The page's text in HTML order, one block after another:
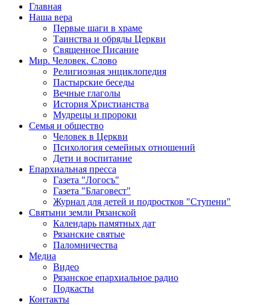
Главная
Наша вера
Первые шаги в храме
Таинства и обряды Церкви
Священное Писание
Мир. Человек. Слово
Религиозная энциклопедия
Пастырские беседы
Вечные глаголы
История Христианства
Мудрецы и пророки
Семья и общество
Человек в Церкви
Психология семейных отношений
Дети и воспитание
Епархиальная пресса
Газета "Логосъ"
Газета "Благовест"
Журнал для детей и подростков "Ступени"
Святыни земли Рязанской
Календарь памятных дат
Рязанские святые
Паломничества
Медиа
Видео
Рязанское епархиальное радио
Подкасты
Контакты